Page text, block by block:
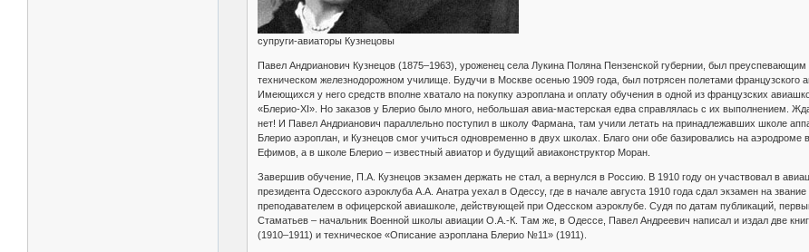
супруги-авиаторы Кузнецовы
Павел Андрианович Кузнецов (1875–1963), уроженец села Лукина Поляна Пензенской губернии, был
техническом железнодорожном училище. Будучи в Москве осенью 1909 года, был потрясен полетами французского
Имеющихся у него средств вполне хватало на покупку аэроплана и оплату обучения в одной из французских
«Блерио-XI». Но заказов у Блерио было много, небольшая авиа-мастерская едва справлялась с их выполнением.
нет! И Павел Андрианович параллельно поступил в школу Фармана, там учили летать на принадлежавших школе
Блерио аэроплан, и Кузнецов смог учиться одновременно в двух школах. Благо они обе базировались на
Ефимов, а в школе Блерио – известный авиатор и будущий авиаконструктор Моран.
Завершив обучение, П.А. Кузнецов экзамен держать не стал, а вернулся в Россию. В 1910 году он участвовал в
президента Одесского аэроклуба А.А. Анатра уехал в Одессу, где в начале августа 1910 года сдал экзамен на
преподавателем в офицерской авиашколе, действующей при Одесском аэроклубе. Судя по датам публикаций,
Стаматьев – начальник Военной школы авиации О.А.-К. Там же, в Одессе, Павел Андреевич написал и издал две
(1910–1911) и техническое «Описание аэроплана Блерио №11» (1911).